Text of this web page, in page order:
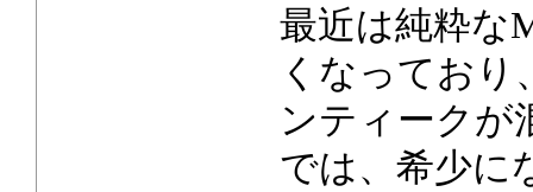
最近は純粋な
くなってお
ンティークが
では、希少に